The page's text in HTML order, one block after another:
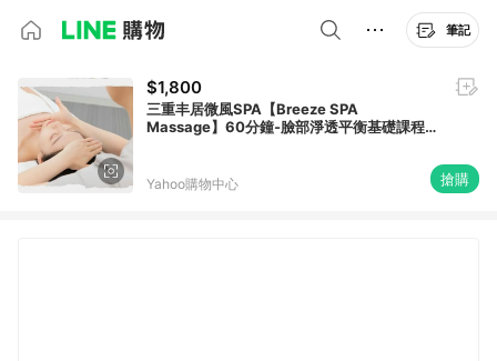
筆記
$1,800
三重丰居微風SPA【Breeze SPA
Massage】60分鐘-臉部淨透平衡基礎課程
Yahoo購物中心 搶購